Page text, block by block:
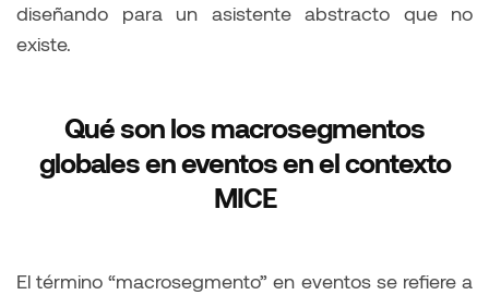
diseñando para un asistente abstracto que no
existe.
Qué son los macrosegmentos
globales en eventos en el contexto
MICE
El término “macrosegmento” en eventos se refiere a